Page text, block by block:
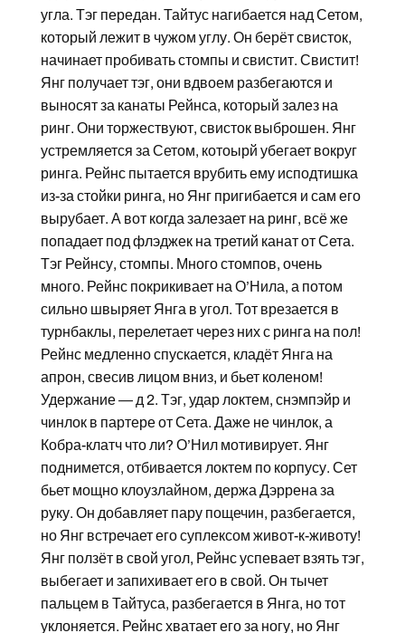
угла. Тэг передан. Тайтус нагибается над Сетом,
который лежит в чужом углу. Он берёт свисток,
начинает пробивать стомпы и свистит. Свистит!
Янг получает тэг, они вдвоем разбегаются и
выносят за канаты Рейнса, который залез на
ринг. Они торжествуют, свисток выброшен. Янг
устремляется за Сетом, котоырй убегает вокруг
ринга. Рейнс пытается врубить ему исподтишка
из-за стойки ринга, но Янг пригибается и сам его
вырубает. А вот когда залезает на ринг, всё же
попадает под флэджек на третий канат от Сета.
Тэг Рейнсу, стомпы. Много стомпов, очень
много. Рейнс покрикивает на О’Нила, а потом
сильно швыряет Янга в угол. Тот врезается в
турнбаклы, перелетает через них с ринга на пол!
Рейнс медленно спускается, кладёт Янга на
апрон, свесив лицом вниз, и бьет коленом!
Удержание — д 2. Тэг, удар локтем, снэмпэйр и
чинлок в партере от Сета. Даже не чинлок, а
Кобра-клатч что ли? О’Нил мотивирует. Янг
поднимется, отбивается локтем по корпусу. Сет
бьет мощно клоузлайном, держа Дэррена за
руку. Он добавляет пару пощечин, разбегается,
но Янг встречает его суплексом живот-к-животу!
Янг ползёт в свой угол, Рейнс успевает взять тэг,
выбегает и запихивает его в свой. Он тычет
пальцем в Тайтуса, разбегается в Янга, но тот
уклоняется. Рейнс хватает его за ногу, но Янг